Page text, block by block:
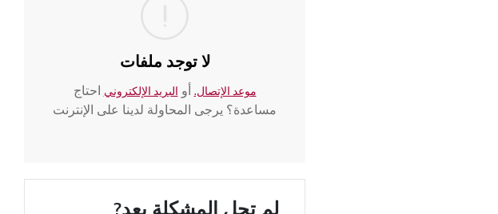
لا توجد ملفات
موعد الإتصال. أو البريد الإلكتروني احتاج
مساعدة؟ يرجى المحاولة لدينا على الإنترنت
لم تحل المشكلة بعد?